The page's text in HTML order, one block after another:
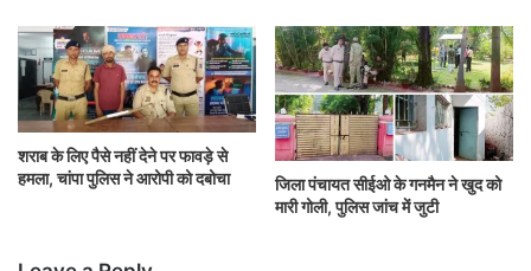
शराब के लिए पैसे नहीं देने पर फावड़े से
हमला, चांपा पुलिस ने आरोपी को दबोचा
जिला पंचायत सीईओ के गनमैन ने खुद को
मारी गोली, पुलिस जांच में जुटी